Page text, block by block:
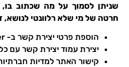
שניתן לסמוך על מה שכתוב
חרטה של מי שלא רלוונטי לנושא,
הוספת פרטי יצירת קשר ב- Footer האתר
יצירת עמוד יצירת קשר עם
קישור האתר למדיות